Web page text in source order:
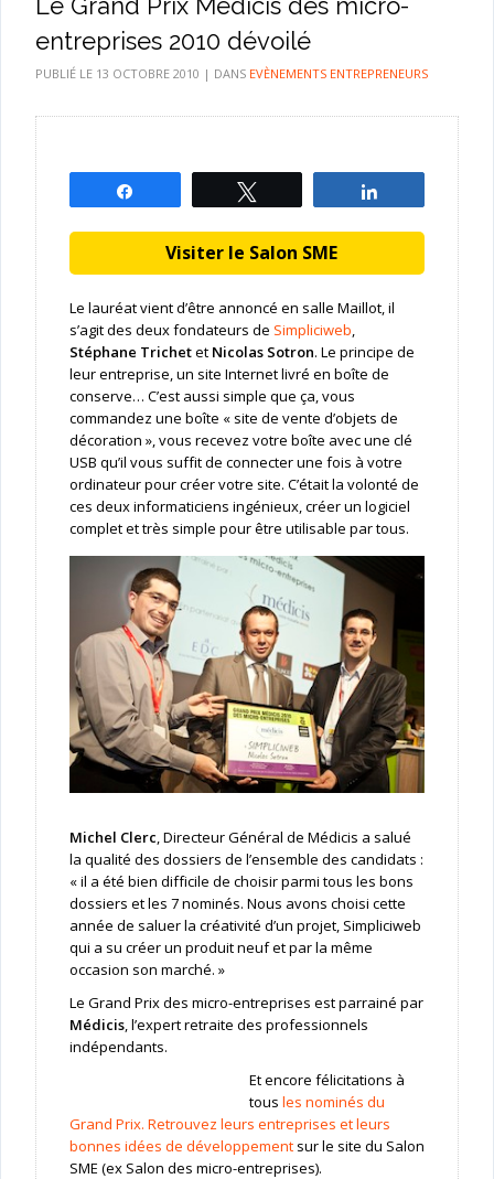
entreprises 2010 dévoilé
PUBLIÉ LE 13 OCTOBRE 2010 | DANS EVÈNEMENTS ENTREPRENEURS
Visiter le Salon SME
Le lauréat vient d’être annoncé en salle Maillot, il
s’agit des deux fondateurs de Simpliciweb,
Stéphane Trichetet Nicolas Sotron. Le principe de
leur entreprise, un site Internet livré en boîte de
conserve… C’est aussi simple que ça, vous
commandez une boîte « site de vente d’objets de
décoration », vous recevez votre boîte avec une clé
USB qu’il vous suffit de connecter une fois à votre
ordinateur pour créer votre site. C’était la volonté de
ces deux informaticiens ingénieux, créer un logiciel
complet et très simple pour être utilisable par tous.
Michel Clerc, Directeur Général de Médicis a salué
la qualité des dossiers de l’ensemble des candidats :
« il a été bien difficile de choisir parmi tous les bons
dossiers et les 7 nominés. Nous avons choisi cette
année de saluer la créativité d’un projet, Simpliciweb
qui a su créer un produit neuf et par la même
occasion son marché. »
Le Grand Prix des micro-entreprises est parrainé par
Médicis, l’expert retraite des professionnels
indépendants.
Et encore félicitations à
tous les nominés du
Grand Prix. Retrouvez leurs entreprises et leurs
bonnes idées de développementsur le site du Salon
SME (ex Salon des micro-entreprises).